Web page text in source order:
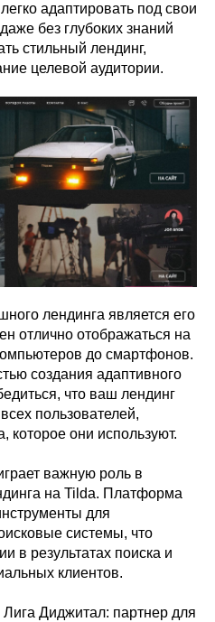
адаптировать под свои
без глубоких знаний
стильный лендинг,
целевой аудитории.
лендинга является его
отлично отображаться на
до смартфонов.
создания адаптивного
что ваш лендинг
пользователей,
которое они используют.
важную роль в
на Tilda. Платформа
для
системы, что
в результатах поиска и
клиентов.
Лига Диджитал: партнер для